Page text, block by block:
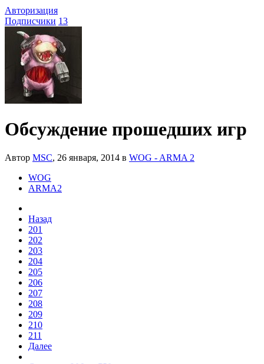
Авторизация
Подписчики 13
Обсуждение прошедших игр
Автор MSC, 26 января, 2014 в WOG - ARMA 2
WOG
ARMA2
Назад
201
202
203
204
205
206
207
208
209
210
211
Далее